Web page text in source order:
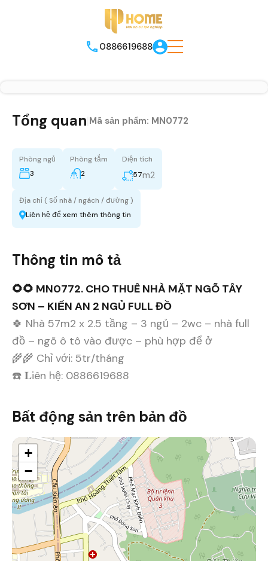
0886619688
Tổng quan Mã sản phẩm: MN0772
Phòng ngủ
3
Phòng tắm
2
Diện tích
57m2
Địa chỉ ( Số nhà / ngách / đường )
Liên hệ để xem thêm thông tin
Thông tin mô tả
🌻🌻 MN0772. CHO THUÊ NHÀ MẶT NGÕ TÂY
SƠN – KIẾN AN 2 NGỦ FULL ĐỒ
🍀 Nhà 57m2 x 2.5 tầng – 3 ngủ – 2wc – nhà full
đồ – ngõ ô tô vào được – phù hợp để ở
🌾🌾 Chỉ với: 5tr/tháng
☎️ 𝐋iên hệ: 0886619688
Bất động sản trên bản đồ
+
−